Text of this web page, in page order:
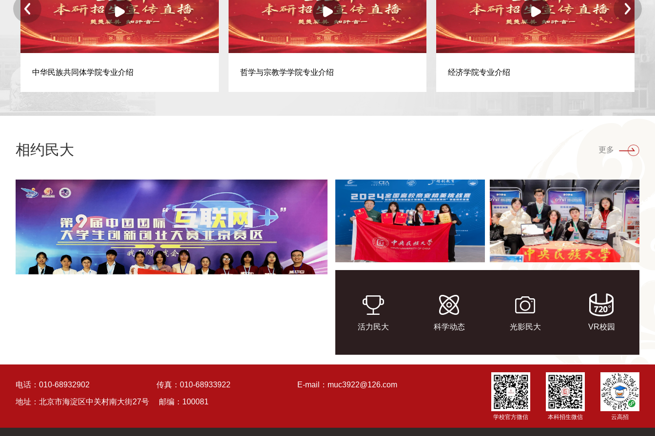
中华民族共同体学院专业介绍 哲学与宗教学学院专业介绍 经济学院专业介绍
相约民大 更多
活力民大 科学动态 光影民大 VR校园
电话：010-68932902 传真：010-68933922 E-mail：muc3922@126.com
地址：北京市海淀区中关村南大街27号 邮编：100081
学校官方微信 本科招生微信 云高招